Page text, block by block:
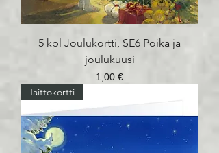
5 kpl Joulukortti, SE6 Poika ja
joulukuusi
Hinta
1,00 €
Taittokortti